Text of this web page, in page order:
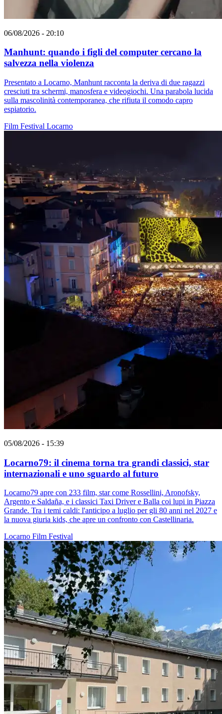
06/08/2026 - 20:10
Manhunt: quando i figli del computer cercano la
salvezza nella violenza
Presentato a Locarno, Manhunt racconta la deriva di due ragazzi
cresciuti tra schermi, manosfera e videogiochi. Una parabola lucida
sulla mascolinità contemporanea, che rifiuta il comodo capro
espiatorio.
Film Festival Locarno
05/08/2026 - 15:39
Locarno79: il cinema torna tra grandi classici, star
internazionali e uno sguardo al futuro
Locarno79 apre con 233 film, star come Rossellini, Aronofsky,
Argento e Saldaña, e i classici Taxi Driver e Balla coi lupi in Piazza
Grande. Tra i temi caldi: l'anticipo a luglio per gli 80 anni nel 2027 e
la nuova giuria kids, che apre un confronto con Castellinaria.
Locarno Film Festival